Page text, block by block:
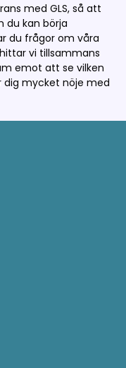
med GLS, så att
du kan börja
du frågor om våra
vi tillsammans
emot att se vilken
dig mycket nöje med